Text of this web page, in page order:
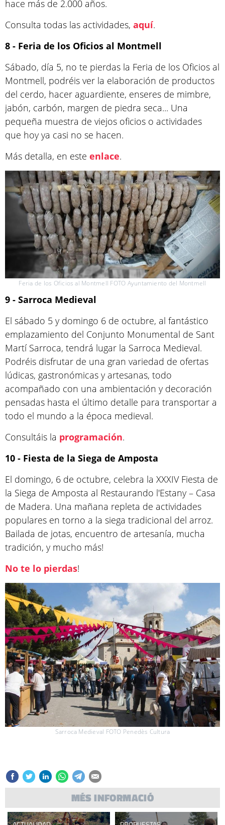
hace más de 2.000 años.
Consulta todas las actividades, aquí.
8 - Feria de los Oficios al Montmell
Sábado, día 5, no te pierdas la Feria de los Oficios al
Montmell, podréis ver la elaboración de productos
del cerdo, hacer aguardiente, enseres de mimbre,
jabón, carbón, margen de piedra seca... Una
pequeña muestra de viejos oficios o actividades
que hoy ya casi no se hacen.
Más detalla, en este enlace.
Feria de los Oficios al Montmell FOTO Ayuntamiento del Montmell
9 - Sarroca Medieval
El sábado 5 y domingo 6 de octubre, al fantástico
emplazamiento del Conjunto Monumental de Sant
Martí Sarroca, tendrá lugar la Sarroca Medieval.
Podréis disfrutar de una gran variedad de ofertas
lúdicas, gastronómicas y artesanas, todo
acompañado con una ambientación y decoración
pensadas hasta el último detalle para transportar a
todo el mundo a la época medieval.
Consultáis la programación.
10 - Fiesta de la Siega de Amposta
El domingo, 6 de octubre, celebra la XXXIV Fiesta de
la Siega de Amposta al Restaurando l'Estany – Casa
de Madera. Una mañana repleta de actividades
populares en torno a la siega tradicional del arroz.
Bailada de jotas, encuentro de artesanía, mucha
tradición, y mucho más!
No te lo pierdas!
Sarroca Medieval FOTO Penedès Cultura
MÉS INFORMACIÓ